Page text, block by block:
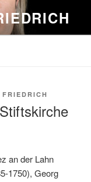
an der Lahn
1750), Georg